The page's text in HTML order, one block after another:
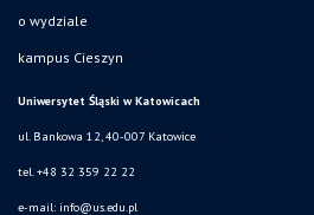
o wydziale
kampus Cieszyn
Uniwersytet Śląski w Katowicach
ul. Bankowa 12, 40-007 Katowice
tel. +48 32 359 22 22
e-mail: info@us.edu.pl